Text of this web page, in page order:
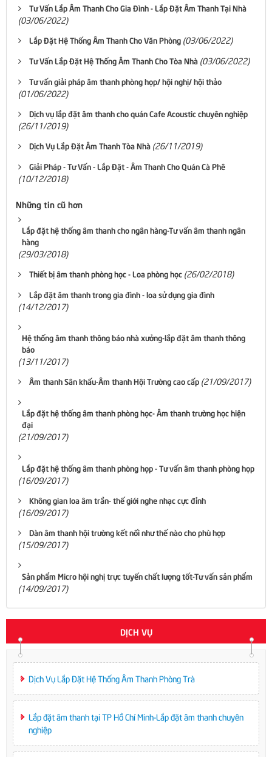
Tư Vấn Lắp Âm Thanh Cho Gia Đình - Lắp Đặt Âm Thanh Tại Nhà
(03/06/2022)
Lắp Đặt Hệ Thống Âm Thanh Cho Văn Phòng (03/06/2022)
Tư Vấn Lắp Đặt Hệ Thống Âm Thanh Cho Tòa Nhà (03/06/2022)
Tư vấn giải pháp âm thanh phòng họp/ hội nghị/ hội thảo
(01/06/2022)
Dịch vụ lắp đặt âm thanh cho quán Cafe Acoustic chuyên nghiệp
(26/11/2019)
Dịch Vụ Lắp Đặt Âm Thanh Tòa Nhà (26/11/2019)
Giải Pháp - Tư Vấn - Lắp Đặt - Âm Thanh Cho Quán Cà Phê
(10/12/2018)
Những tin cũ hơn
Lắp đặt hệ thống âm thanh cho ngân hàng-Tư vấn âm thanh ngân
hàng
(29/03/2018)
Thiết bị âm thanh phòng học - Loa phòng học (26/02/2018)
Lắp đặt âm thanh trong gia đình - loa sử dụng gia đình
(14/12/2017)
Hệ thống âm thanh thông báo nhà xưởng-lắp đặt âm thanh thông
báo
(13/11/2017)
Âm thanh Sân khấu-Âm thanh Hội Trường cao cấp (21/09/2017)
Lắp đặt hệ thống âm thanh phòng học- Âm thanh trường học hiện
đại
(21/09/2017)
Lắp đặt hệ thống âm thanh phòng họp - Tư vấn âm thanh phòng họp
(16/09/2017)
Không gian loa âm trần- thế giới nghe nhạc cực đỉnh
(16/09/2017)
Dàn âm thanh hội trường kết nối như thế nào cho phù hợp
(15/09/2017)
Sản phẩm Micro hội nghị trực tuyến chất lượng tốt-Tư vấn sản phẩm
(14/09/2017)
DỊCH VỤ
Dịch Vụ Lắp Đặt Hệ Thống Âm Thanh Phòng Trà
Lắp đặt âm thanh tại TP Hồ Chí Minh-Lắp đặt âm thanh chuyên
nghiệp